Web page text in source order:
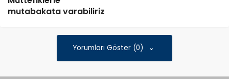
mutabakata varabiliriz
Yorumları Göster (0)